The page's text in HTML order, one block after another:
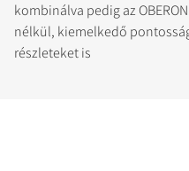
kombinálva pedig az
nélkül, kiemelkedő
részleteket is